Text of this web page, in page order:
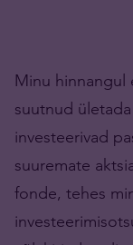
Minu hinnangul
suutnud
investeerivad
suuremate
fonde, tehes